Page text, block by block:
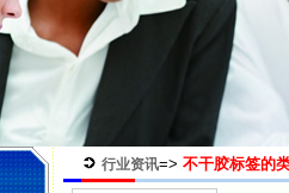
行业资讯=> 不干胶标签的